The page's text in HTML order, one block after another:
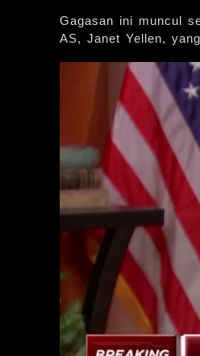
Gagasan ini muncul
AS, Janet Yellen,